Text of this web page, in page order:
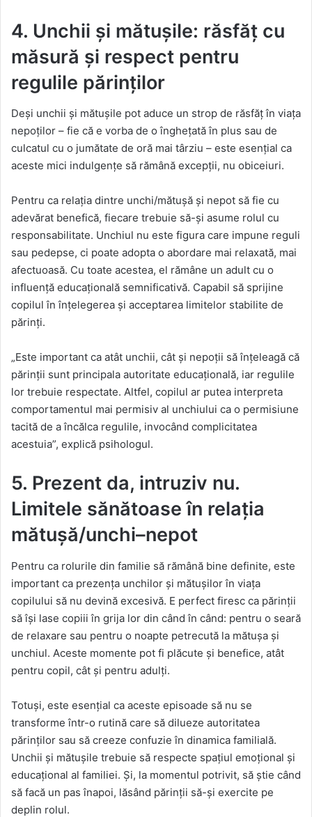
4. Unchii și mătușile: răsfăț cu
măsură și respect pentru
regulile părinților
Deși unchii și mătușile pot aduce un strop de răsfăț în viața
nepoților – fie că e vorba de o înghețată în plus sau de
culcatul cu o jumătate de oră mai târziu – este esențial ca
aceste mici indulgențe să rămână excepții, nu obiceiuri.
Pentru ca relația dintre unchi/mătușă și nepot să fie cu
adevărat benefică, fiecare trebuie să-și asume rolul cu
responsabilitate. Unchiul nu este figura care impune reguli
sau pedepse, ci poate adopta o abordare mai relaxată, mai
afectuoasă. Cu toate acestea, el rămâne un adult cu o
influență educațională semnificativă. Capabil să sprijine
copilul în înțelegerea și acceptarea limitelor stabilite de
părinți.
„Este important ca atât unchii, cât și nepoții să înțeleagă că
părinții sunt principala autoritate educațională, iar regulile
lor trebuie respectate. Altfel, copilul ar putea interpreta
comportamentul mai permisiv al unchiului ca o permisiune
tacită de a încălca regulile, invocând complicitatea
acestuia”, explică psihologul.
5. Prezent da, intruziv nu.
Limitele sănătoase în relația
mătușă/unchi–nepot
Pentru ca rolurile din familie să rămână bine definite, este
important ca prezența unchilor și mătușilor în viața
copilului să nu devină excesivă. E perfect firesc ca părinții
să își lase copiii în grija lor din când în când: pentru o seară
de relaxare sau pentru o noapte petrecută la mătușa și
unchiul. Aceste momente pot fi plăcute și benefice, atât
pentru copil, cât și pentru adulți.
Totuși, este esențial ca aceste episoade să nu se
transforme într-o rutină care să dilueze autoritatea
părinților sau să creeze confuzie în dinamica familială.
Unchii și mătușile trebuie să respecte spațiul emoțional și
educațional al familiei. Și, la momentul potrivit, să știe când
să facă un pas înapoi, lăsând părinții să-și exercite pe
deplin rolul.